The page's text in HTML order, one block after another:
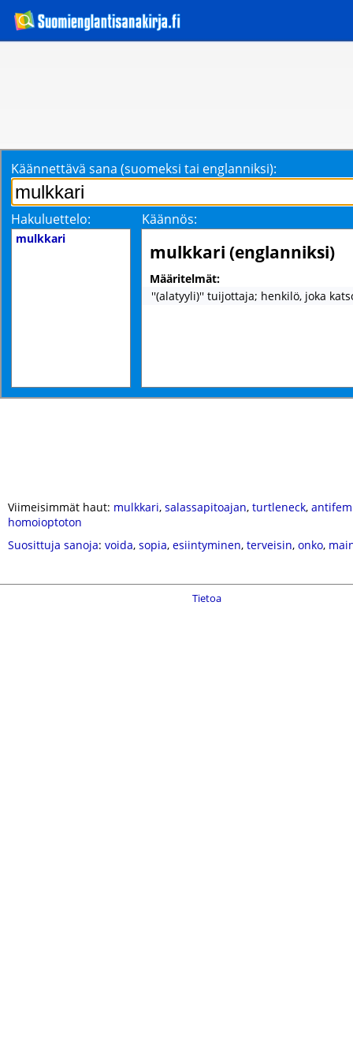
Käännettävä sana (suomeksi tai englanniksi):
Hakuluettelo: Käännös:
mulkkari
mulkkari (englanniksi)
Määritelmät:
''(alatyyli)'' tuijottaja; henkilö, joka
Viimeisimmät haut: mulkkari, salassapitoajan, turtleneck,
homoioptoton
Suosittuja sanoja: voida, sopia, esiintyminen, terveisin, onko,
Tietoa